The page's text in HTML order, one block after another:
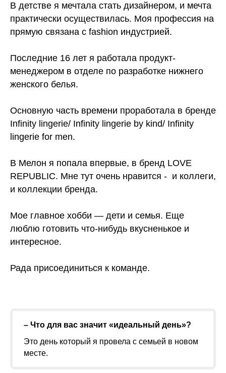
В детстве я мечтала стать дизайнером, и мечта
практически осуществилась. Моя профессия на
прямую связана с fashion индустрией.
Последние 16 лет я работала продукт-
менеджером в отделе по разработке нижнего
женского белья.
Основную часть времени проработала в бренде
Infinity lingerie/ Infinity lingerie by kind/ Infinity
lingerie for men.
В Мелон я попала впервые, в бренд LOVE
REPUBLIC. Мне тут очень нравится - и коллеги,
и коллекции бренда.
Мое главное хобби — дети и семья. Еще
люблю готовить что-нибудь вкусненькое и
интересное.
Рада присоединиться к команде.
– Что для вас значит «идеальный день»?
Это день который я провела с семьей в новом
месте.